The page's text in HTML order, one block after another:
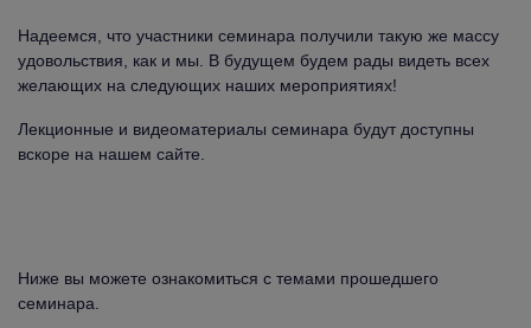
Надеемся, что участники семинара получили такую же массу
удовольствия, как и мы. В будущем будем рады видеть всех
желающих на следующих наших мероприятиях!
Лекционные и видеоматериалы семинара будут доступны
вскоре на нашем сайте.
Ниже вы можете ознакомиться с темами прошедшего
семинара.